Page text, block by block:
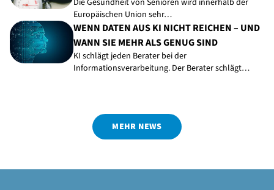
Europäischen Union sehr…
WENN DATEN AUS KI NICHT REICHEN – UND
WANN SIE MEHR ALS GENUG SIND
KI schlägt jeden Berater bei der
Informationsverarbeitung. Der Berater schlägt…
MEHR NEWS